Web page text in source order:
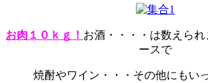
お肉１０ｋｇ！ お酒・・・・は数えら
ースで
焼酎やワイン・・・その他にもい